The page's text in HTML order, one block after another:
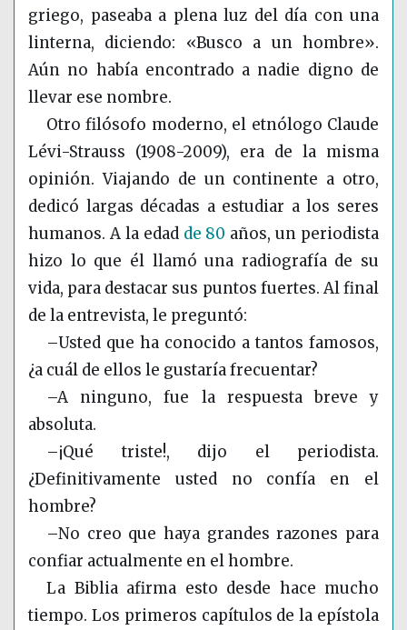
griego, paseaba a plena luz del día con una
linterna, diciendo: «Busco a un hombre».
Aún no había encontrado a nadie digno de
llevar ese nombre.
Otro filósofo moderno, el etnólogo Claude
Lévi-Strauss (1908-2009), era de la misma
opinión. Viajando de un continente a otro,
dedicó largas décadas a estudiar a los seres
humanos. A la edad de 80 años, un periodista
hizo lo que él llamó una radiografía de su
vida, para destacar sus puntos fuertes. Al final
de la entrevista, le preguntó:
–Usted que ha conocido a tantos famosos,
¿a cuál de ellos le gustaría frecuentar?
–A ninguno, fue la respuesta breve y
absoluta.
–¡Qué triste!, dijo el periodista.
¿Definitivamente usted no confía en el
hombre?
–No creo que haya grandes razones para
confiar actualmente en el hombre.
La Biblia afirma esto desde hace mucho
tiempo. Los primeros capítulos de la epístola